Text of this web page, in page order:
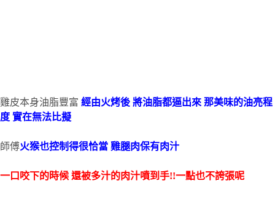
雞皮本身油脂豐富 經由火烤後 將油脂都逼出來 那美味的油亮程
度 實在無法比擬
師傅火猴也控制得很恰當 雞腿肉保有肉汁
一口咬下的時候 還被多汁的肉汁噴到手!!一點也不誇張呢